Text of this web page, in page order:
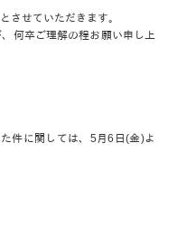
させていただきます。
何卒ご理解の程お願い申し上
件に関しては、5月6日(金)よ